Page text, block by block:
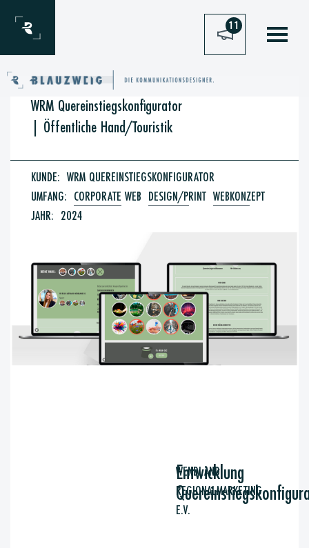
11
WRM Quereinstiegskonfigurator
Öffentliche Hand/Touristik
KUNDE: WRM QUEREINSTIEGSKONFIGURATOR
UMFANG: CORPORATE WEB DESIGN/PRINT WEBKONZEPT
JAHR: 2024
WENDLAND
REGIONALMARKETING
E.V.
Entwicklung